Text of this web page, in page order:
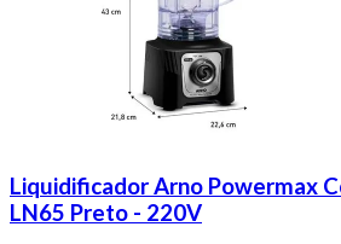
Liquidificador Arno Powermax
LN65 Preto - 220V